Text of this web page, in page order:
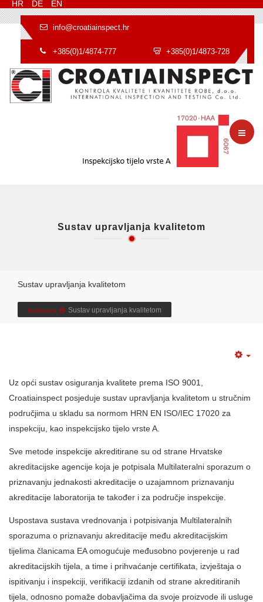
HR DE EN
info@croatiainspect.hr
+385(0)1/4874-777 +385(0)1/4873-728
Sustav upravljanja kvalitetom
Sustav upravljanja kvalitetom
Naslovnica Sustav upravljanja kvalitetom
Uz opći sustav osiguranja kvalitete prema ISO 9001,
Croatiainspect posjeduje sustav upravljanja kvalitetom u stručnim
područjima u skladu sa normom HRN EN ISO/IEC 17020 za
inspekciju, kao inspekcijsko tijelo vrste A.
Sve metode inspekcije akreditirane su od strane Hrvatske
akreditacijske agencije koja je potpisala Multilateralni sporazum o
priznavanju jednakosti akreditacije o uzajamnom priznavanju
akreditacije laboratorija te također i za područje inspekcije.
Uspostava sustava vrednovanja i potpisivanja Multilateralnih
sporazuma o priznavanju akreditacije među akreditacijskim
tijelima članicama EA omogućuje međusobno povjerenje u rad
akreditacijskih tijela, a time i prihvaćanje certifikata, izvještaja o
ispitivanju i inspekciji, verifikaciji izdanih od strane akreditiranih
tijela, odnosno pomaže dobavljačima da svoje proizvode ili usluge